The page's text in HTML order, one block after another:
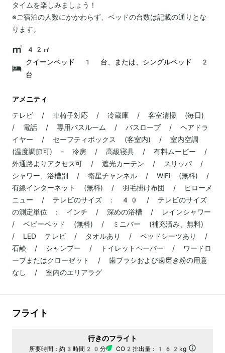
タイムを楽しみましょう！
※ご宿泊の人数にかかわらず、ベッドの台数は記載の通りとな
ります。
42㎡
クイーンベッド 1 台、または、シングルベッド 2
台
アメニティ
テレビ / 車椅子対応 / 冷蔵庫 / 客室清掃 (毎日)
/ 電話 / 専用バスルーム / バスローブ / ヘアドラ
イヤー / セーフティボックス (客室内) / 室内空調
(温度調節可) - 冷房 / 高級寝具 / 有料ムービー /
外通路よりアクセス可 / 遮光カーテン / スリッパ /
シャワー、浴槽別 / 衛星チャンネル / WiFi (無料) /
有線インターネット (無料) / 羽毛掛け布団 / ピローメ
ニュー / テレビのサイズ : 40 / テレビのサイズ
の測定単位 : インチ / 深めの浴槽 / レインシャワー
/ ベビーベッド (無料) / ミニバー (補充済み、無料)
/ LED テレビ / タオルあり / ベッドシーツあり /
石鹸 / シャンプー / トイレットペーパー / ワードロ
ーブまたはクローゼット / 歯ブラシおよび歯磨き粉の用意
なし / 室内のエリアラグ
フライト
行きのフライト
所要時間： 約3時間20分 CO2排出量： 162kg